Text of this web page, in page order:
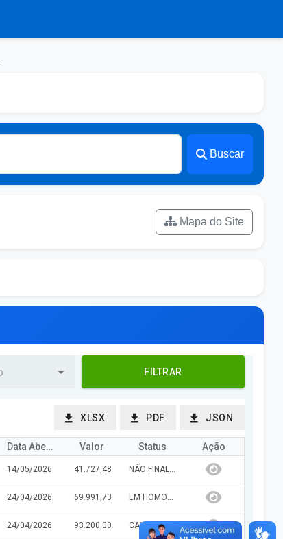
Buscar
Mapa do Site
FILTRAR
XLSX PDF JSON
Data Abertura/Julg Valor Status Ação
14/05/2026 41.727,48 NÃO FINALIZADA
24/04/2026 69.991,73 EM HOMOLOGAÇÃO
24/04/2026 93.200,00 CANCELADA